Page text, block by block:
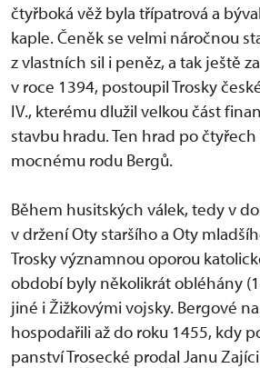
čtyřboká věž byla třípatrová a
kaple. Čeněk se velmi náročnou
z vlastních sil i peněz, a tak ještě
v roce 1394, postoupil Trosky
IV., kterému dlužil velkou část
stavbu hradu. Ten hrad po
mocnému rodu Bergů.
Během husitských válek, tedy v
v držení Oty staršího a Oty
Trosky významnou oporou
období byly několikrát obléhány
jiné i Žižkovými vojsky. Bergové
hospodařili až do roku 1455, kdy
panství Trosecké prodal Janu